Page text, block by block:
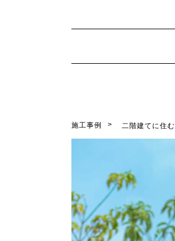
施工事例 二階建てに住む